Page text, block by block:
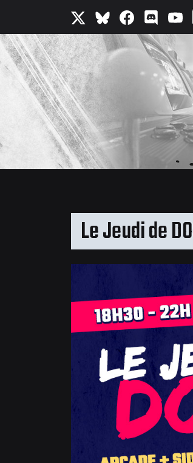
Le Jeudi de